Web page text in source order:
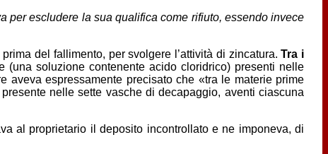
per escludere la sua qualifica come rifiuto, essendo invece
del fallimento, per svolgere l’attività di zincatura.Tra i
(una soluzione contenente acido cloridrico) presenti nelle
espressamente precisato che «tra le materie prime
nelle sette vasche di decapaggio, aventi ciascuna
al proprietario il deposito incontrollato e ne imponeva, di